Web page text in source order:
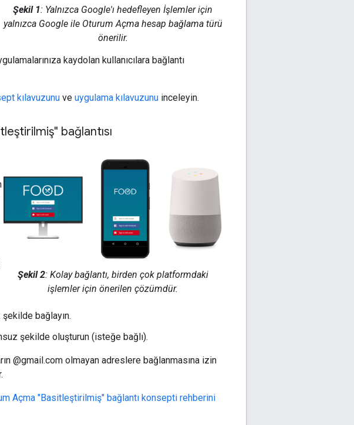
Şekil 1: Yalnızca Google'ı hedefleyen İşlemler için
yalnızca Google ile Oturum Açma hesap bağlama türü
önerilir.
kaydolan kullanıcılara bağlantı
kılavuzunu ve uygulama kılavuzunu inceleyin.
bağlantısı
Şekil 2: Kolay bağlantı, birden çok platformdaki
işlemler için önerilen çözümdür.
bağlayın.
şekilde oluşturun (isteğe bağlı).
@gmail.com olmayan adreslere bağlanmasına izin
Açma "Basitleştirilmiş" bağlantı konsepti rehberini